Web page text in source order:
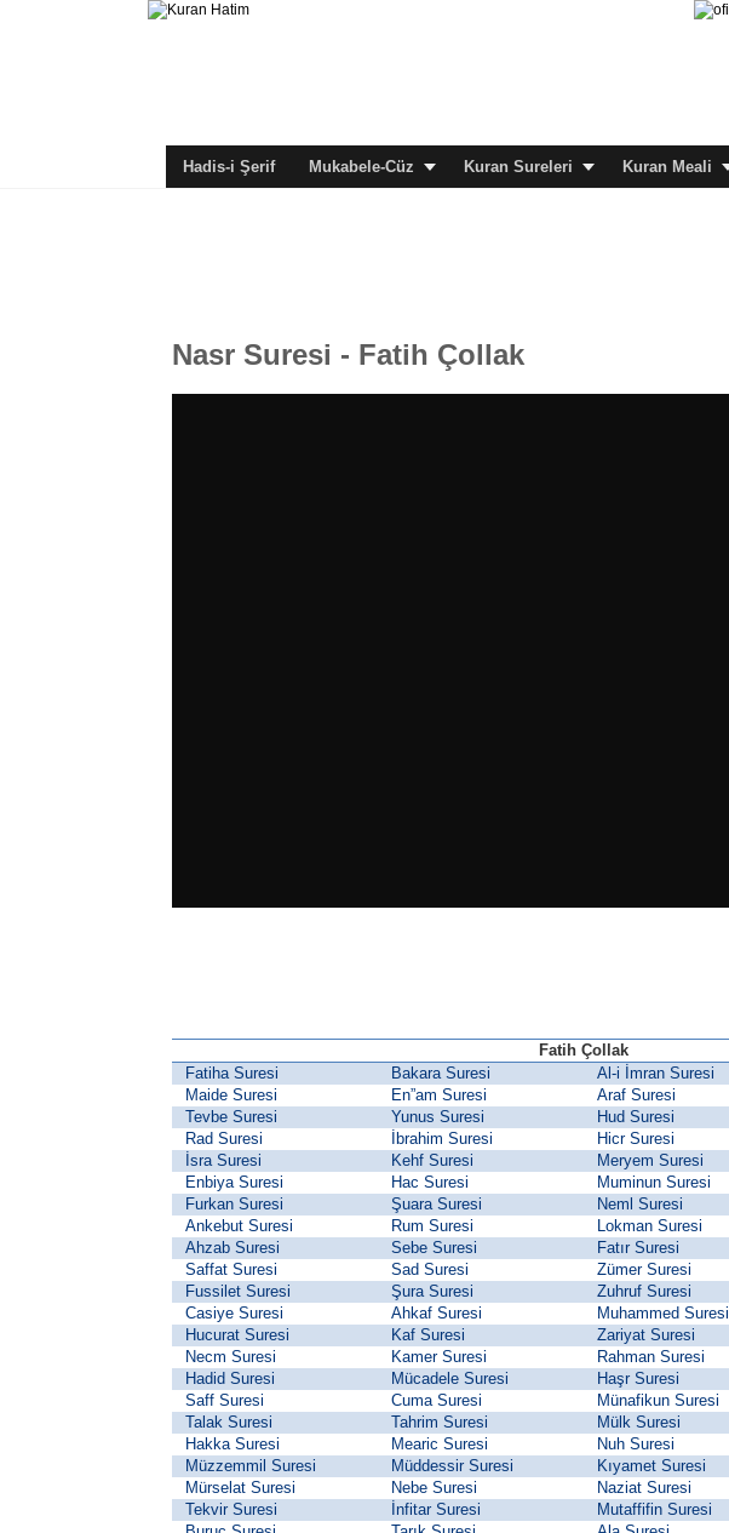
Hadis-i Şerif Mukabele-Cüz Kuran Sureleri Kuran Meali
Nasr Suresi - Fatih Çollak
Fatih Çollak
Fatiha Suresi
Bakara Suresi Al-i İmran Suresi
Maide Suresi
En”am Suresi Araf Suresi
Tevbe Suresi
Yunus Suresi Hud Suresi
Rad Suresi
İbrahim Suresi Hicr Suresi
İsra Suresi
Kehf Suresi Meryem Suresi
Enbiya Suresi
Hac Suresi Muminun Suresi
Furkan Suresi
Şuara Suresi Neml Suresi
Ankebut Suresi
Rum Suresi Lokman Suresi
Ahzab Suresi
Sebe Suresi Fatır Suresi
Saffat Suresi
Sad Suresi Zümer Suresi
Fussilet Suresi
Şura Suresi Zuhruf Suresi
Casiye Suresi
Ahkaf Suresi Muhammed Suresi
Hucurat Suresi
Kaf Suresi Zariyat Suresi
Necm Suresi
Kamer Suresi Rahman Suresi
Hadid Suresi
Mücadele Suresi Haşr Suresi
Saff Suresi
Cuma Suresi Münafikun Suresi
Talak Suresi
Tahrim Suresi Mülk Suresi
Hakka Suresi
Mearic Suresi Nuh Suresi
Müzzemmil Suresi
Müddessir Suresi Kıyamet Suresi
Mürselat Suresi
Nebe Suresi Naziat Suresi
Tekvir Suresi
İnfitar Suresi Mutaffifin Suresi